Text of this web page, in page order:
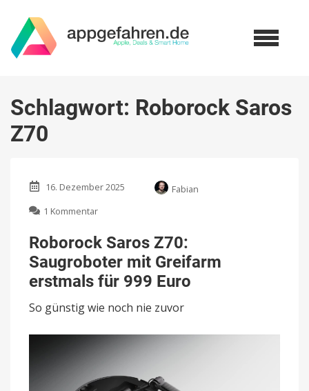
Schlagwort: Roborock Saros
Z70
16. Dezember 2025
Fabian
1 Kommentar
Saros
Z70:
Saugroboter
mit
Greifarm
erstmals
für
Roborock Saros Z70:
Saugroboter mit Greifarm
erstmals für 999 Euro
So günstig wie noch nie zuvor